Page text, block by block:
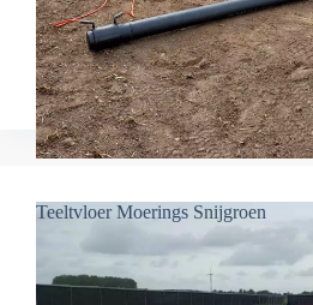
Teeltvloer Moerings Snijgroen